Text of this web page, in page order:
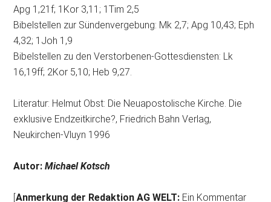
Apg 1,21f; 1Kor 3,11; 1Tim 2,5
Bibelstellen zur Sündenvergebung: Mk 2,7; Apg 10,43; Eph
4,32; 1Joh 1,9
Bibelstellen zu den Verstorbenen-Gottesdiensten: Lk
16,19ff; 2Kor 5,10; Heb 9,27.
Literatur: Helmut Obst: Die Neuapostolische Kirche. Die
exklusive Endzeitkirche?, Friedrich Bahn Verlag,
Neukirchen-Vluyn 1996
Autor:Michael Kotsch
[Anmerkung der Redaktion AG WELT: Ein Kommentar